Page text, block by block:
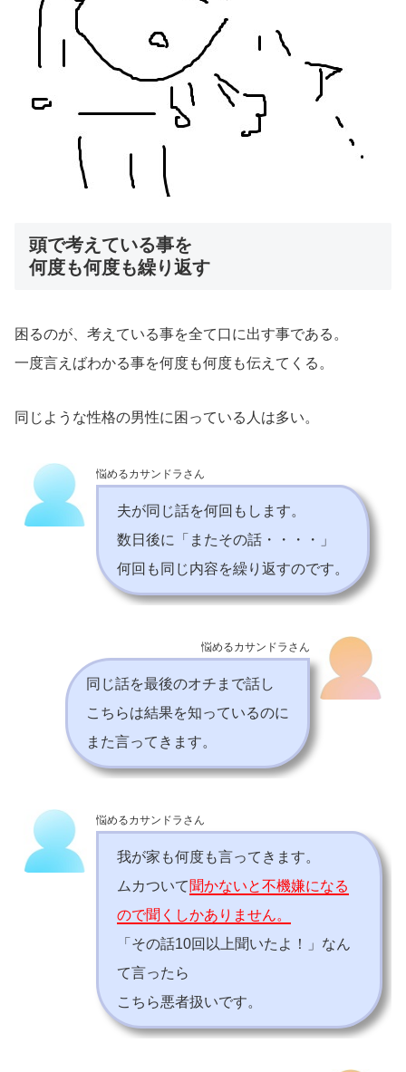
頭で考えている事を
何度も何度も繰り返す
困るのが、考えている事を全て口に出す事である。
一度言えばわかる事を何度も何度も伝えてくる。
同じような性格の男性に困っている人は多い。
悩めるカサンドラさん
夫が同じ話を何回もします。
数日後に「またその話・・・・」
何回も同じ内容を繰り返すのです。
悩めるカサンドラさん
同じ話を最後のオチまで話し
こちらは結果を知っているのに
また言ってきます。
悩めるカサンドラさん
我が家も何度も言ってきます。
ムカついて聞かないと不機嫌になる
ので聞くしかありません。
「その話10回以上聞いたよ！」なん
て言ったら
こちら悪者扱いです。